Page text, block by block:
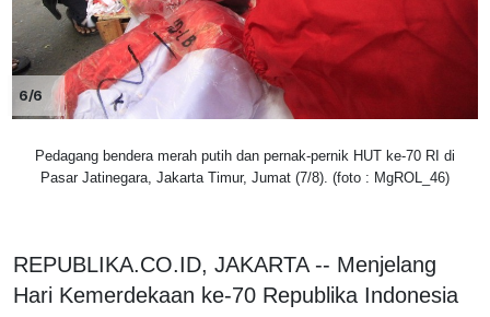
6/6
Pedagang bendera merah putih dan pernak-pernik HUT ke-70 RI di
Pasar Jatinegara, Jakarta Timur, Jumat (7/8). (foto : MgROL_46)
REPUBLIKA.CO.ID, JAKARTA -- Menjelang
Hari Kemerdekaan ke-70 Republika Indonesia